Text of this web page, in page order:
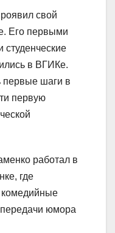
свой
Его первыми
в ВГИКе.
первые шаги в
первую
работал в
где
комедийные
юмора